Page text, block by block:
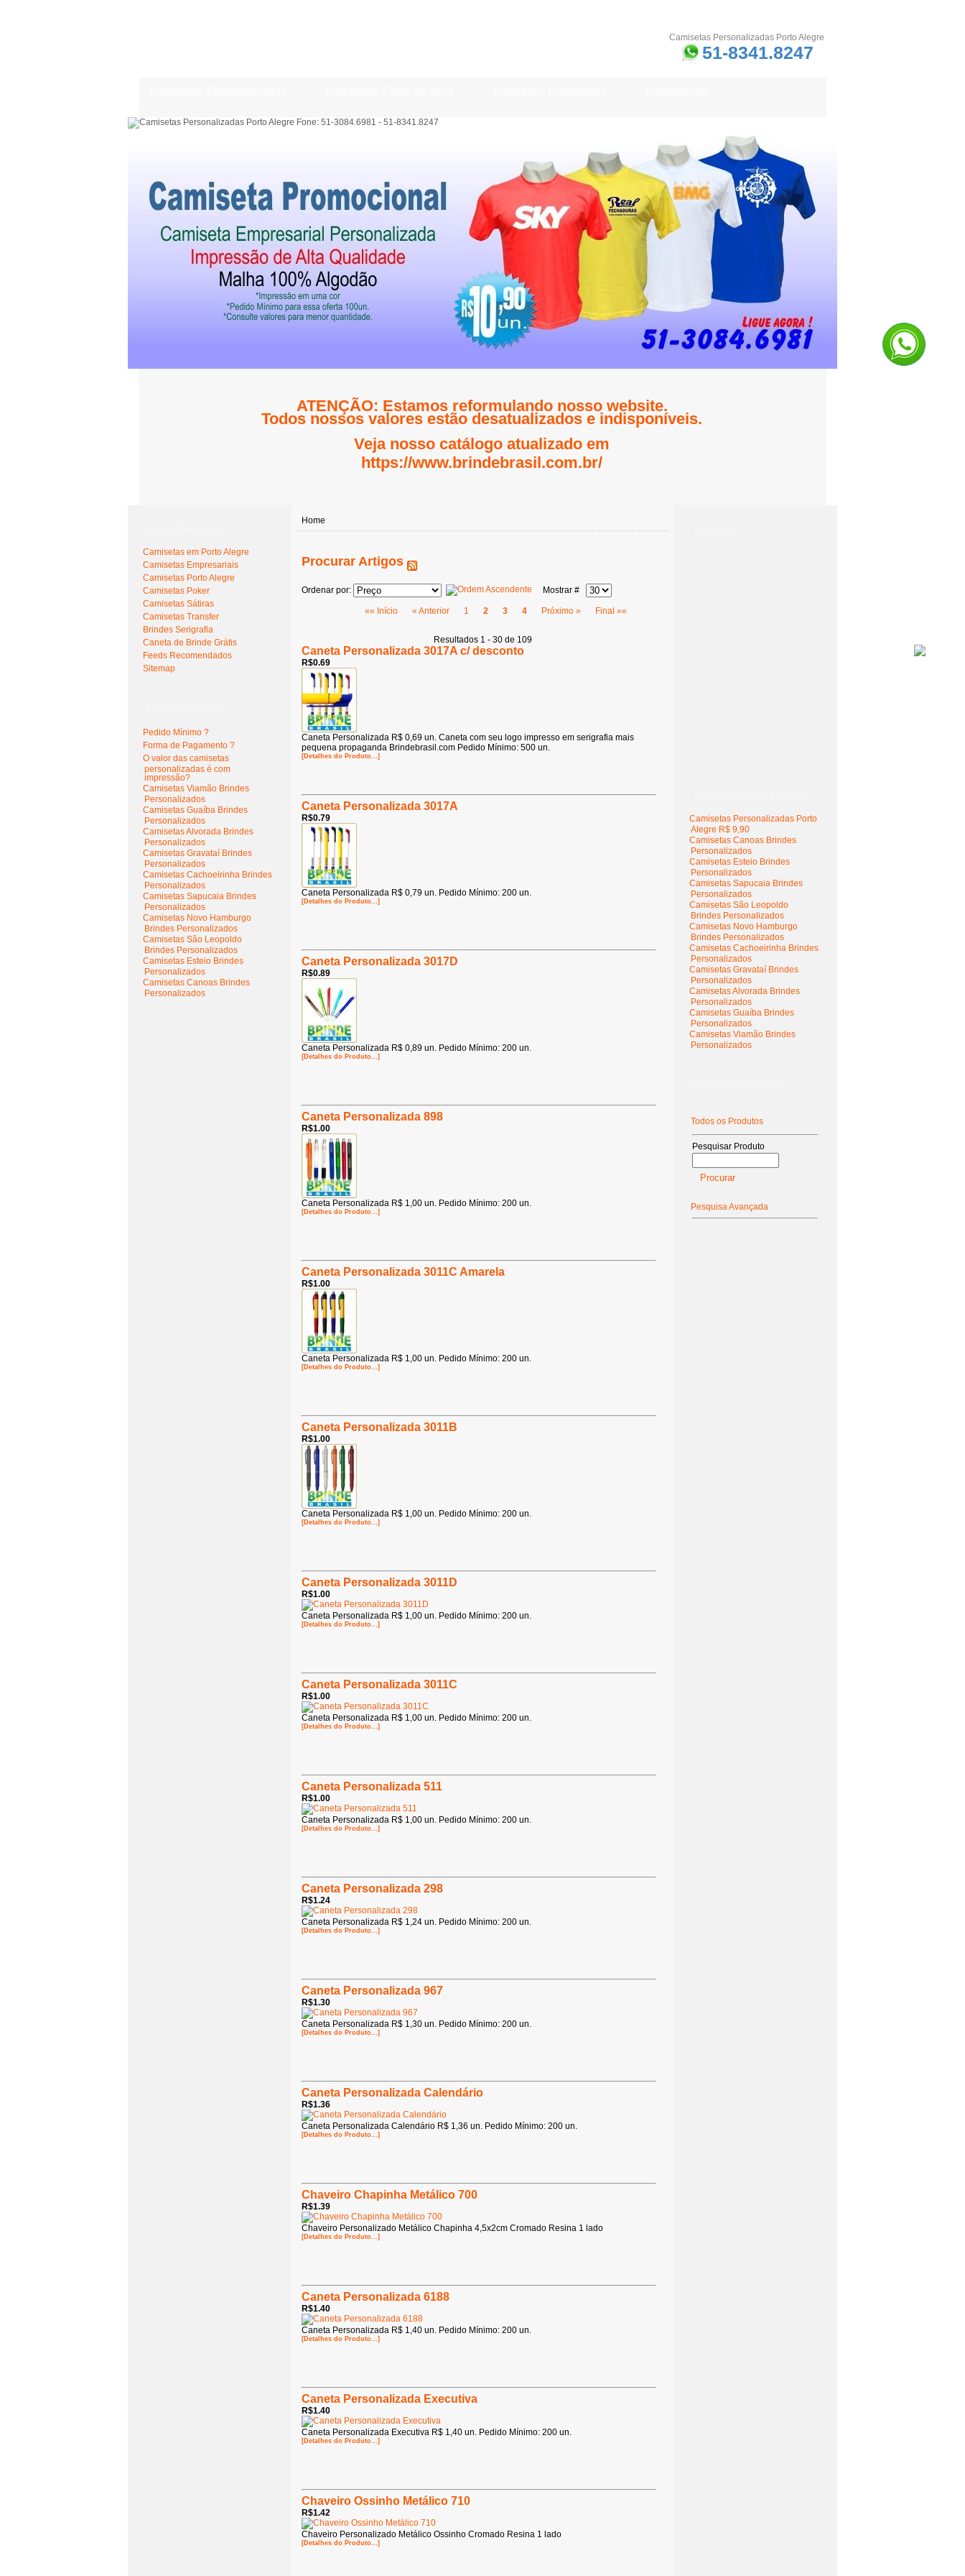
Camisetas Personalizadas Porto Alegre
51-8341.8247
ATENÇÃO: Estamos reformulando nosso website.
Todos nossos valores estão desatualizados e indisponíveis.
Veja nosso catálogo atualizado em
https://www.brindebrasil.com.br/
Camisetas em Porto Alegre
Camisetas Empresariais
Camisetas Porto Alegre
Camisetas Poker
Camisetas Sátiras
Camisetas Transfer
Brindes Serigrafia
Caneta de Brinde Grátis
Feeds Recomendados
Sitemap
Pedido Mínimo ?
Forma de Pagamento ?
O valor das camisetas
personalizadas é com
impressão?
Camisetas Viamão Brindes
Personalizados
Camisetas Guaíba Brindes
Personalizados
Camisetas Alvorada Brindes
Personalizados
Camisetas Gravataí Brindes
Personalizados
Camisetas Cachoeirinha Brindes
Personalizados
Camisetas Sapucaia Brindes
Personalizados
Camisetas Novo Hamburgo
Brindes Personalizados
Camisetas São Leopoldo
Brindes Personalizados
Camisetas Esteio Brindes
Personalizados
Camisetas Canoas Brindes
Personalizados
Home
Procurar Artigos
Ordenar por: Mostrar #
«« Início « Anterior 1 2 3 4 Próximo » Final »»
Resultados 1 - 30 de 109
Caneta Personalizada 3017A c/ desconto
R$0.69
Caneta Personalizada R$ 0,69 un. Caneta com seu logo impresso em serigrafia mais
pequena propaganda Brindebrasil.com Pedido Mínimo: 500 un.
[Detalhes do Produto...]
Caneta Personalizada 3017A
R$0.79
Caneta Personalizada R$ 0,79 un. Pedido Mínimo: 200 un.
[Detalhes do Produto...]
Caneta Personalizada 3017D
R$0.89
Caneta Personalizada R$ 0,89 un. Pedido Mínimo: 200 un.
[Detalhes do Produto...]
Caneta Personalizada 898
R$1.00
Caneta Personalizada R$ 1,00 un. Pedido Mínimo: 200 un.
[Detalhes do Produto...]
Caneta Personalizada 3011C Amarela
R$1.00
Caneta Personalizada R$ 1,00 un. Pedido Mínimo: 200 un.
[Detalhes do Produto...]
Caneta Personalizada 3011B
R$1.00
Caneta Personalizada R$ 1,00 un. Pedido Mínimo: 200 un.
[Detalhes do Produto...]
Caneta Personalizada 3011D
R$1.00
Caneta Personalizada R$ 1,00 un. Pedido Mínimo: 200 un.
[Detalhes do Produto...]
Caneta Personalizada 3011C
R$1.00
Caneta Personalizada R$ 1,00 un. Pedido Mínimo: 200 un.
[Detalhes do Produto...]
Caneta Personalizada 511
R$1.00
Caneta Personalizada R$ 1,00 un. Pedido Mínimo: 200 un.
[Detalhes do Produto...]
Caneta Personalizada 298
R$1.24
Caneta Personalizada R$ 1,24 un. Pedido Mínimo: 200 un.
[Detalhes do Produto...]
Caneta Personalizada 967
R$1.30
Caneta Personalizada R$ 1,30 un. Pedido Mínimo: 200 un.
[Detalhes do Produto...]
Caneta Personalizada Calendário
R$1.36
Caneta Personalizada Calendário R$ 1,36 un. Pedido Mínimo: 200 un.
[Detalhes do Produto...]
Chaveiro Chapinha Metálico 700
R$1.39
Chaveiro Personalizado Metálico Chapinha 4,5x2cm Cromado Resina 1 lado
[Detalhes do Produto...]
Caneta Personalizada 6188
R$1.40
Caneta Personalizada R$ 1,40 un. Pedido Mínimo: 200 un.
[Detalhes do Produto...]
Caneta Personalizada Executiva
R$1.40
Caneta Personalizada Executiva R$ 1,40 un. Pedido Mínimo: 200 un.
[Detalhes do Produto...]
Chaveiro Ossinho Metálico 710
R$1.42
Chaveiro Personalizado Metálico Ossinho Cromado Resina 1 lado
[Detalhes do Produto...]
Camisetas Personalizadas Porto
Alegre R$ 9,90
Camisetas Canoas Brindes
Personalizados
Camisetas Esteio Brindes
Personalizados
Camisetas Sapucaia Brindes
Personalizados
Camisetas São Leopoldo
Brindes Personalizados
Camisetas Novo Hamburgo
Brindes Personalizados
Camisetas Cachoeirinha Brindes
Personalizados
Camisetas Gravataí Brindes
Personalizados
Camisetas Alvorada Brindes
Personalizados
Camisetas Guaíba Brindes
Personalizados
Camisetas Viamão Brindes
Personalizados
Todos os Produtos
Pesquisar Produto
Pesquisa Avançada